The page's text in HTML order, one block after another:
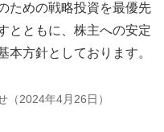
ための戦略投資を最優先
とともに、株主への安定
本方針としております。
（2024年4月26日）